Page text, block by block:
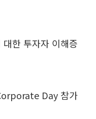
한 투자자 이해증
Day 참가